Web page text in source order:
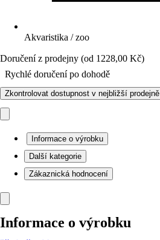
Akvaristika / zoo
Doručení z prodejny (od 1228,00 Kč)
Rychlé doručení po dohodě
Zkontrolovat dostupnost v nejbližší prodejně
Informace o výrobku
Další kategorie
Zákaznická hodnocení
Informace o výrobku